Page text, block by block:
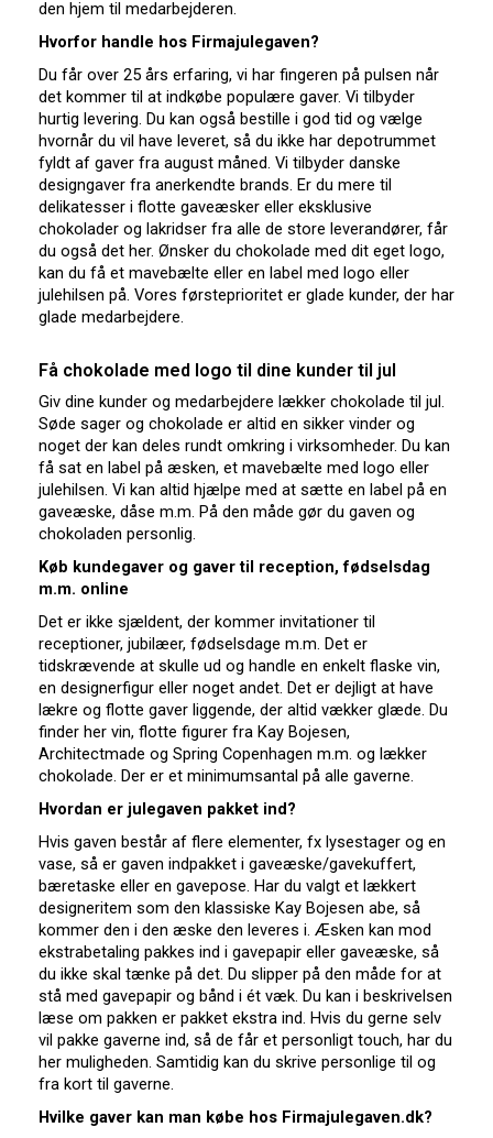
den hjem til medarbejderen.
Hvorfor handle hos Firmajulegaven?
Du får over 25 års erfaring, vi har fingeren på pulsen når
det kommer til at indkøbe populære gaver. Vi tilbyder
hurtig levering. Du kan også bestille i god tid og vælge
hvornår du vil have leveret, så du ikke har depotrummet
fyldt af gaver fra august måned. Vi tilbyder danske
designgaver fra anerkendte brands. Er du mere til
delikatesser i flotte gaveæsker eller eksklusive
chokolader og lakridser fra alle de store leverandører, får
du også det her. Ønsker du chokolade med dit eget logo,
kan du få et mavebælte eller en label med logo eller
julehilsen på. Vores førsteprioritet er glade kunder, der har
glade medarbejdere.
Få chokolade med logo til dine kunder til jul
Giv dine kunder og medarbejdere lækker chokolade til jul.
Søde sager og chokolade er altid en sikker vinder og
noget der kan deles rundt omkring i virksomheder. Du kan
få sat en label på æsken, et mavebælte med logo eller
julehilsen. Vi kan altid hjælpe med at sætte en label på en
gaveæske, dåse m.m. På den måde gør du gaven og
chokoladen personlig.
Køb kundegaver og gaver til reception, fødselsdag
m.m. online
Det er ikke sjældent, der kommer invitationer til
receptioner, jubilæer, fødselsdage m.m. Det er
tidskrævende at skulle ud og handle en enkelt flaske vin,
en designerfigur eller noget andet. Det er dejligt at have
lækre og flotte gaver liggende, der altid vækker glæde. Du
finder her vin, flotte figurer fra Kay Bojesen,
Architectmade og Spring Copenhagen m.m. og lækker
chokolade. Der er et minimumsantal på alle gaverne.
Hvordan er julegaven pakket ind?
Hvis gaven består af flere elementer, fx lysestager og en
vase, så er gaven indpakket i gaveæske/gavekuffert,
bæretaske eller en gavepose. Har du valgt et lækkert
designeritem som den klassiske Kay Bojesen abe, så
kommer den i den æske den leveres i. Æsken kan mod
ekstrabetaling pakkes ind i gavepapir eller gaveæske, så
du ikke skal tænke på det. Du slipper på den måde for at
stå med gavepapir og bånd i ét væk. Du kan i beskrivelsen
læse om pakken er pakket ekstra ind. Hvis du gerne selv
vil pakke gaverne ind, så de får et personligt touch, har du
her muligheden. Samtidig kan du skrive personlige til og
fra kort til gaverne.
Hvilke gaver kan man købe hos Firmajulegaven.dk?